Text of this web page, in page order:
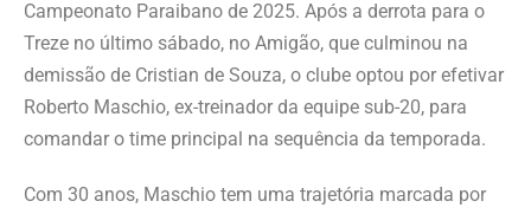
Campeonato Paraibano de 2025. Após a derrota para o
Treze no último sábado, no Amigão, que culminou na
demissão de Cristian de Souza, o clube optou por efetivar
Roberto Maschio, ex-treinador da equipe sub-20, para
comandar o time principal na sequência da temporada.
Com 30 anos, Maschio tem uma trajetória marcada por